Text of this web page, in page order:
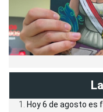
Hoy 6 de agosto es